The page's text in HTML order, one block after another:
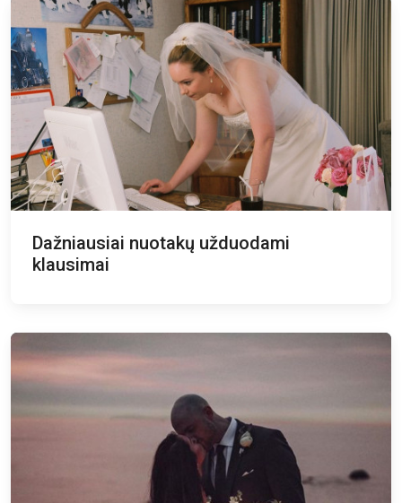
Dažniausiai nuotakų užduodami
klausimai